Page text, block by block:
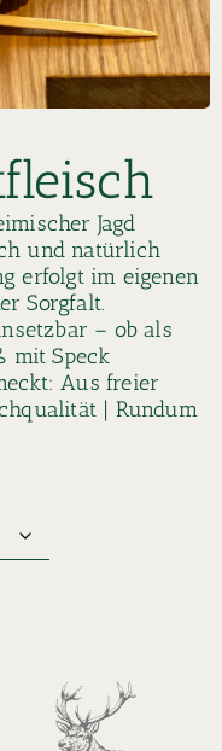
Jagd
und natürlich
erfolgt im eigenen
Sorgfalt.
– ob als
mit Speck
Aus freier
| Rundum